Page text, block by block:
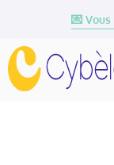
💌